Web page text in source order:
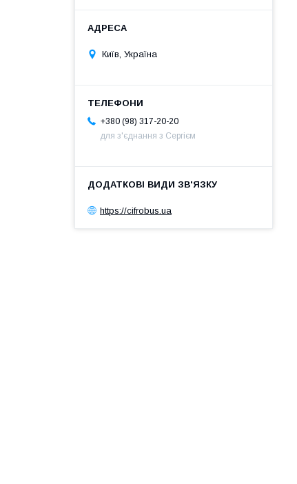
Київ, Україна
+380 (98) 317-20-20
для з'єднання з Сергієм
https://cifrobus.ua